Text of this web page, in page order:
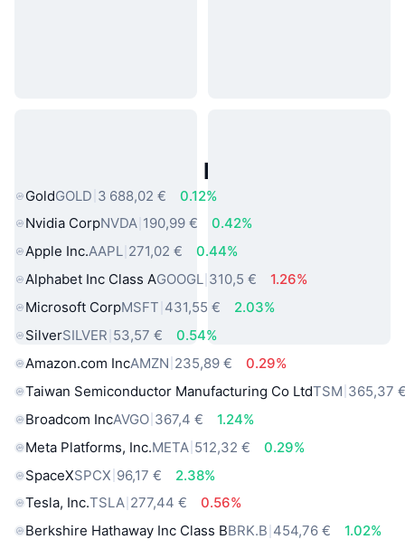
Actifs du Monde Réel Populaires
GoldGOLD 3 688,02 €
0.12%
Nvidia CorpNVDA 190,99 €
0.42%
Apple Inc.AAPL 271,02 €
0.44%
Alphabet Inc Class AGOOGL 310,5 €
1.26%
Microsoft CorpMSFT 431,55 €
2.03%
SilverSILVER 53,57 €
0.54%
Amazon.com IncAMZN 235,89 €
0.29%
Taiwan Semiconductor Manufacturing Co LtdTSM 365,37
Broadcom IncAVGO 367,4 €
1.24%
Meta Platforms, Inc.META 512,32 €
0.29%
SpaceXSPCX 96,17 €
2.38%
Tesla, Inc.TSLA 277,44 €
0.56%
Berkshire Hathaway Inc Class BBRK.B 454,76 €
1.02%